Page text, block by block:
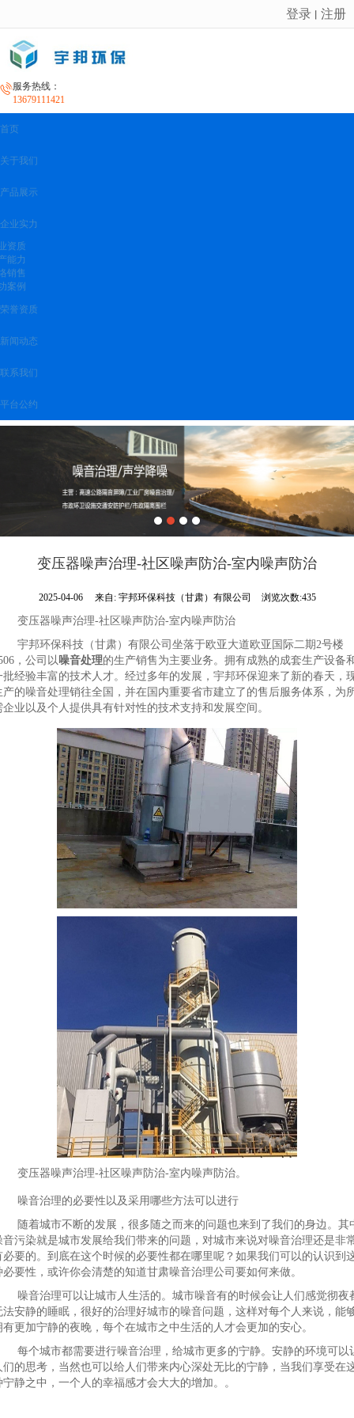
很遗憾，因您的浏览器版本过低导致无法获得最佳浏览体验，推荐下载安装谷歌浏览器！
登录 丨 注册
服务热线：
13679111421
首页
关于我们
产品展示
企业实力
资质
能力
销售
案例
荣誉资质
新闻动态
联系我们
平台公约
变压器噪声治理-社区噪声防治-室内噪声防治
2025-04-06 来自: 宇邦环保科技（甘肃）有限公司 浏览次数:435
变压器噪声治理-社区噪声防治-室内噪声防治
宇邦环保科技（甘肃）有限公司坐落于欧亚大道欧亚国际二期2号楼
，公司以噪音处理的生产销售为主要业务。拥有成熟的成套生产设备
批经验丰富的技术人才。经过多年的发展，宇邦环保迎来了新的春天，
产的噪音处理销往全国，并在国内重要省市建立了的售后服务体系，为
企业以及个人提供具有针对性的技术支持和发展空间。
变压器噪声治理-社区噪声防治-室内噪声防治。
噪音治理的必要性以及采用哪些方法可以进行
随着城市不断的发展，很多随之而来的问题也来到了我们的身边。其
音污染就是城市发展给我们带来的问题，对城市来说对噪音治理还是非
必要的。到底在这个时候的必要性都在哪里呢？如果我们可以的认识到
必要性，或许你会清楚的知道甘肃噪音治理公司要如何来做。
噪音治理可以让城市人生活的。城市噪音有的时候会让人们感觉彻夜
法安静的睡眠，很好的治理好城市的噪音问题，这样对每个人来说，能
有更加宁静的夜晚，每个在城市之中生活的人才会更加的安心。
每个城市都需要进行噪音治理，给城市更多的宁静。安静的环境可以
们的思考，当然也可以给人们带来内心深处无比的宁静，当我们享受在
宁静之中，一个人的幸福感才会大大的增加。。